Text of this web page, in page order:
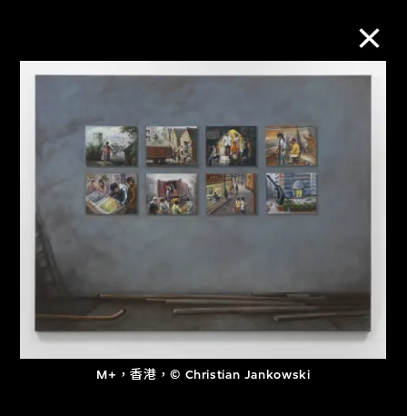
M+，香港，© Christian Jankowski
M+藏品
進一步篩選
關於M+藏品
探索世界頂級的二十及二十一世紀視覺
文化藏品。